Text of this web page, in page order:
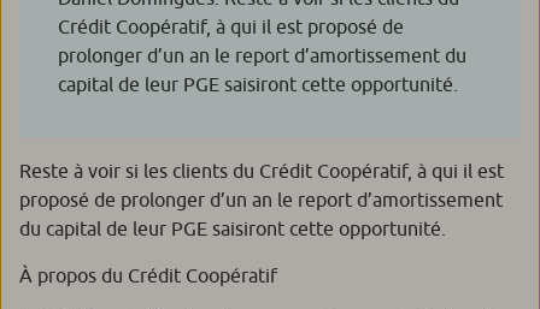
Crédit Coopératif, à qui il est proposé de
prolonger d’un an le report d’amortissement du
capital de leur PGE saisiront cette opportunité.
Reste à voir si les clients du Crédit Coopératif, à qui il est
proposé de prolonger d’un an le report d’amortissement
du capital de leur PGE saisiront cette opportunité.
À propos du Crédit Coopératif